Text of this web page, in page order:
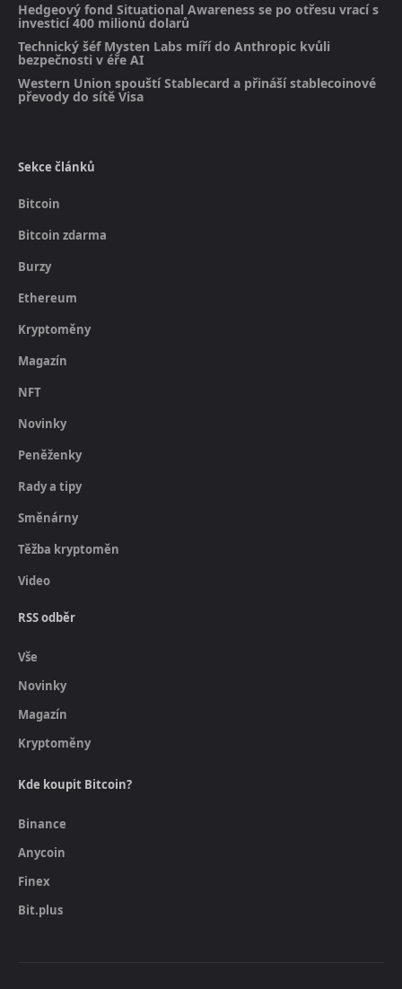
Hedgeový fond Situational Awareness se po otřesu vrací s
investicí 400 milionů dolarů
Technický šéf Mysten Labs míří do Anthropic kvůli
bezpečnosti v éře AI
Western Union spouští Stablecard a přináší stablecoinové
převody do sítě Visa
Sekce článků
Bitcoin
Bitcoin zdarma
Burzy
Ethereum
Kryptoměny
Magazín
NFT
Novinky
Peněženky
Rady a tipy
Směnárny
Těžba kryptoměn
Video
RSS odběr
Vše
Novinky
Magazín
Kryptoměny
Kde koupit Bitcoin?
Binance
Anycoin
Finex
Bit.plus